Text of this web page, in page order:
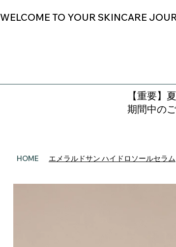
WELCOME TO YOUR SKINCARE
HOME エメラルドサン ハイドロソールセラム
【重要】
期間中の